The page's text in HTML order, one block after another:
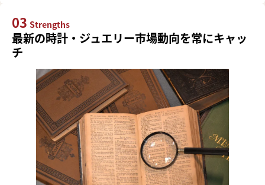
03 Strengths
最新の時計・ジュエリー市場動向を常にキャッ
チ